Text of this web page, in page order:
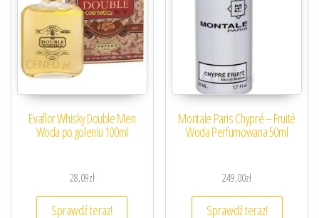
Evaflor Whisky Double Men
Woda po goleniu 100ml
28,09zł
Sprawdź teraz!
Montale Paris Chypré – Fruité
Woda Perfumowana 50ml
249,00zł
Sprawdź teraz!